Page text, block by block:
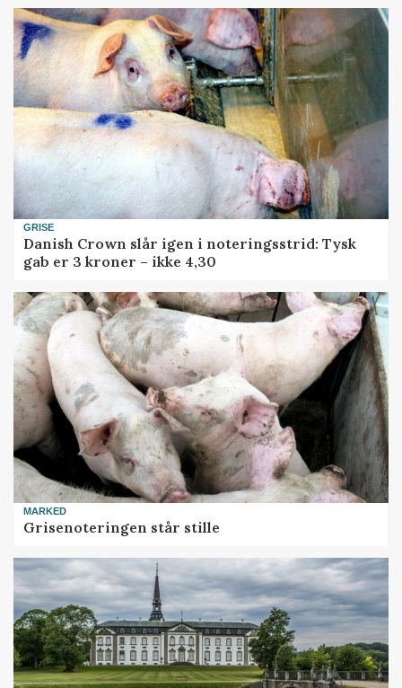
GRISE
Danish Crown slår igen i noteringsstrid: Tysk
gab er 3 kroner – ikke 4,30
MARKED
Grisenoteringen står stille